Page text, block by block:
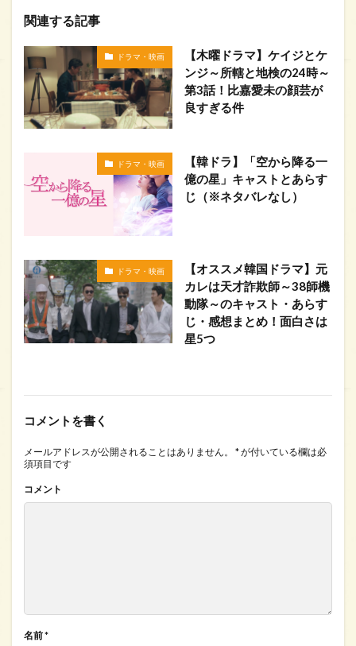
関連する記事
ドラマ・映画
【木曜ドラマ】ケイジとケ
ンジ～所轄と地検の24時～
第3話！比嘉愛未の顔芸が
良すぎる件
ドラマ・映画
【韓ドラ】「空から降る一
億の星」キャストとあらす
じ（※ネタバレなし）
ドラマ・映画
【オススメ韓国ドラマ】元
カレは天才詐欺師～38師機
動隊～のキャスト・あらす
じ・感想まとめ！面白さは
星5つ
コメントを書く
メールアドレスが公開されることはありません。 *が付いている欄は必
須項目です
コメント
名前*